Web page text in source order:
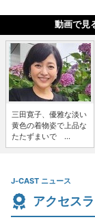
動画で見
三田寛子、優雅な淡い
黄色の着物姿で上品な
たたずまいで ...
J-CAST ニュース
アクセス